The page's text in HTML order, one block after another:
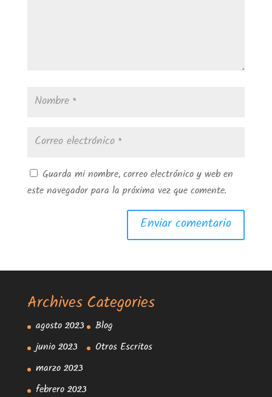
Guarda mi nombre, correo electrónico y web en
este navegador para la próxima vez que comente.
Archives
agosto 2023
junio 2023
marzo 2023
febrero 2023
Categories
Blog
Otros Escritos